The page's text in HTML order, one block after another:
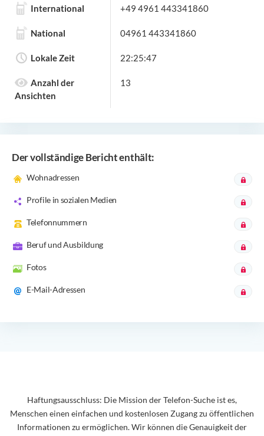
International +49 4961 443341860
National 04961 443341860
Lokale Zeit 22:25:47
Anzahl der
Ansichten
13
Der vollständige Bericht enthält:
Wohnadressen
Profile in sozialen Medien
Telefonnummern
Beruf und Ausbildung
Fotos
E-Mail-Adressen
Haftungsausschluss: Die Mission der Telefon-Suche ist es,
Menschen einen einfachen und kostenlosen Zugang zu öffentlichen
Informationen zu ermöglichen. Wir können die Genauigkeit der